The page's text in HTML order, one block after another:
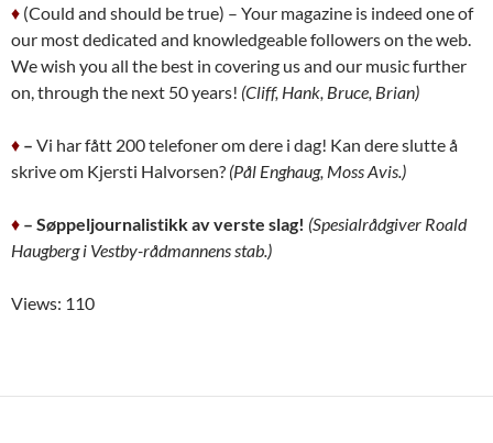
♦ (Could and should be true) – Your magazine is indeed one of
our most dedicated and knowledgeable followers on the web.
We wish you all the best in covering us and our music further
on, through the next 50 years! (Cliff, Hank, Bruce, Brian)
♦ – Vi har fått 200 telefoner om dere i dag! Kan dere slutte å
skrive om Kjersti Halvorsen? (Pål Enghaug, Moss Avis.)
♦ – Søppeljournalistikk av verste slag! (Spesialrådgiver Roald
Haugberg i Vestby-rådmannens stab.)
Views: 110